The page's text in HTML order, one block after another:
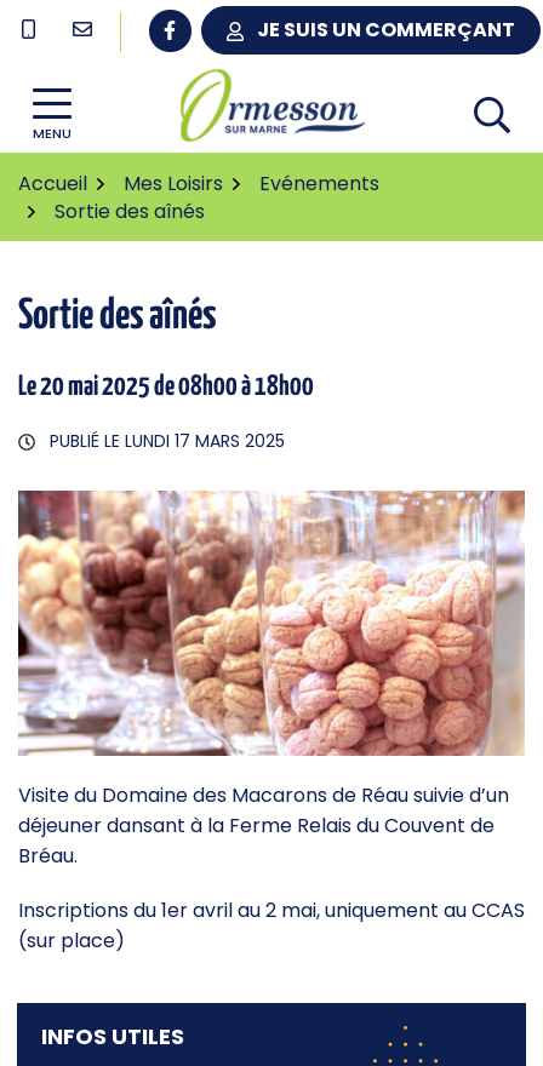
Gestion des traceurs
Aller
JE SUIS UN COMMERÇANT
MENU
Accueil Mes Loisirs
Evénements
Sortie des aînés
Sortie des aînés
Le20mai2025de 08h00 à 18h00
PUBLIÉ LE LUNDI 17 MARS 2025
Visite du Domaine des Macarons de Réau suivie d’un
déjeuner dansant à la Ferme Relais du Couvent de
Bréau.
Inscriptions du 1er avril au 2 mai, uniquement au CCAS
(sur place)
INFOS UTILES